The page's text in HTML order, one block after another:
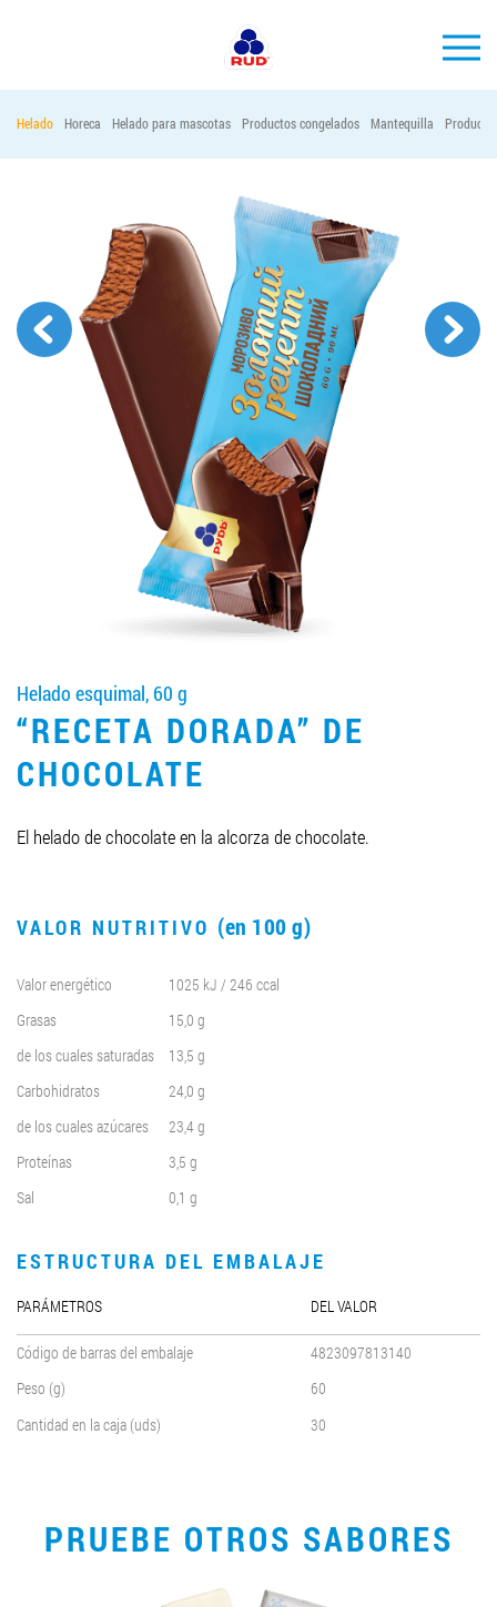
PRODUCCIÓN
EMPRESA
Horeca
Contactos
Vacantes
PEDIR PRODUCTOS "RUD":
LLEGAR A SER SOCIO
0412 48 28 17
0412 42 29 23
Helado Horeca Helado para mascotas Productos congelados Mantequilla
Helado esquimal, 60 g
“RECETA DORADA” DE
CHOCOLATE
El helado de chocolate en la alcorza de chocolate.
VALOR NUTRITIVO (en 100 g)
Valor energético
1025 kJ / 246 ccal
Grasas
15,0 g
de los cuales saturadas
13,5 g
Carbohidratos
24,0 g
de los cuales azúcares
23,4 g
Proteínas
3,5 g
Sal
0,1 g
ESTRUCTURA DEL EMBALAJE
PARÁMETROS DEL VALOR
Código de barras del embalaje
4823097813140
Peso (g)
60
Cantidad en la caja (uds)
30
PRUEBE OTROS SABORES